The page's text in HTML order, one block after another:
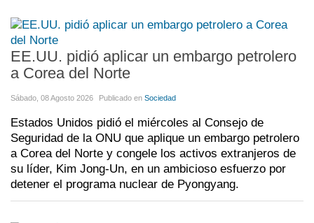
EE.UU. pidió aplicar un embargo petrolero
a Corea del Norte
Sábado, 08 Agosto 2026 Publicado en Sociedad
Estados Unidos pidió el miércoles al Consejo de
Seguridad de la ONU que aplique un embargo petrolero
a Corea del Norte y congele los activos extranjeros de
su líder, Kim Jong-Un, en un ambicioso esfuerzo por
detener el programa nuclear de Pyongyang.